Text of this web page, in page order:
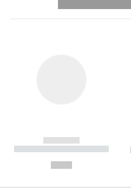
------------
----------- ----------- --------